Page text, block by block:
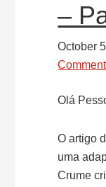
–
October
Comment
Olá
O artigo
uma
Crume